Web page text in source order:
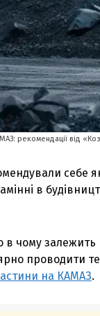
рекомендації від
себе
в
в чому
проводити
на КАМАЗ.